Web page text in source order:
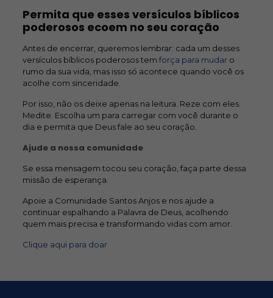
Permita que esses versículos bíblicos
poderosos ecoem no seu coração
Antes de encerrar, queremos lembrar: cada um desses
versículos bíblicos poderosos tem força para mudaro
rumo da sua vida, mas isso só acontece quando você os
acolhe com sinceridade.
Por isso, não os deixe apenas na leitura. Reze com eles.
Medite. Escolha um para carregar com você durante o
dia e permita que Deus fale ao seu coração.
Ajude a nossa comunidade
Se essa mensagem tocou seu coração, faça parte dessa
missão de esperança.
Apoie a Comunidade Santos Anjos e nos ajude a
continuar espalhando a Palavra de Deus, acolhendo
quem mais precisa e transformando vidas com amor.
Clique aqui para doar